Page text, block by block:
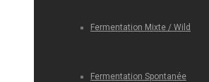
Fermentation Mixte / Wild
Fermentation Spontanée